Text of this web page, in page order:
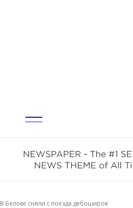
news
В Белове сняли с поезда дебоширов